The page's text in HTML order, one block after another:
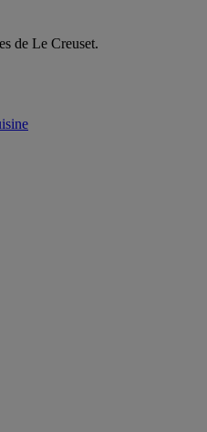
de Le Creuset.